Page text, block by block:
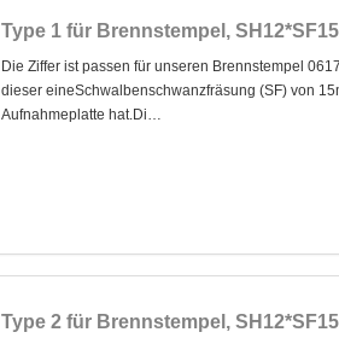
Type 1 für Brennstempel,
Die Ziffer ist passen für unseren Brennstempel
dieser eineSchwalbenschwanzfräsung (SF) von
Aufnahmeplatte hat.Di…
Type 2 für Brennstempel,